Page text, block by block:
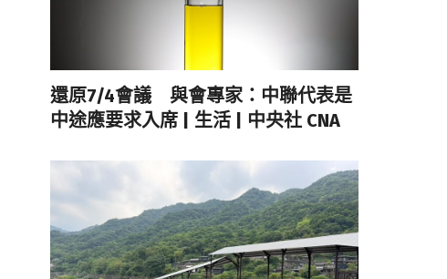
還原7/4會議 與會專家：中聯代表是
中途應要求入席 | 生活 | 中央社 CNA